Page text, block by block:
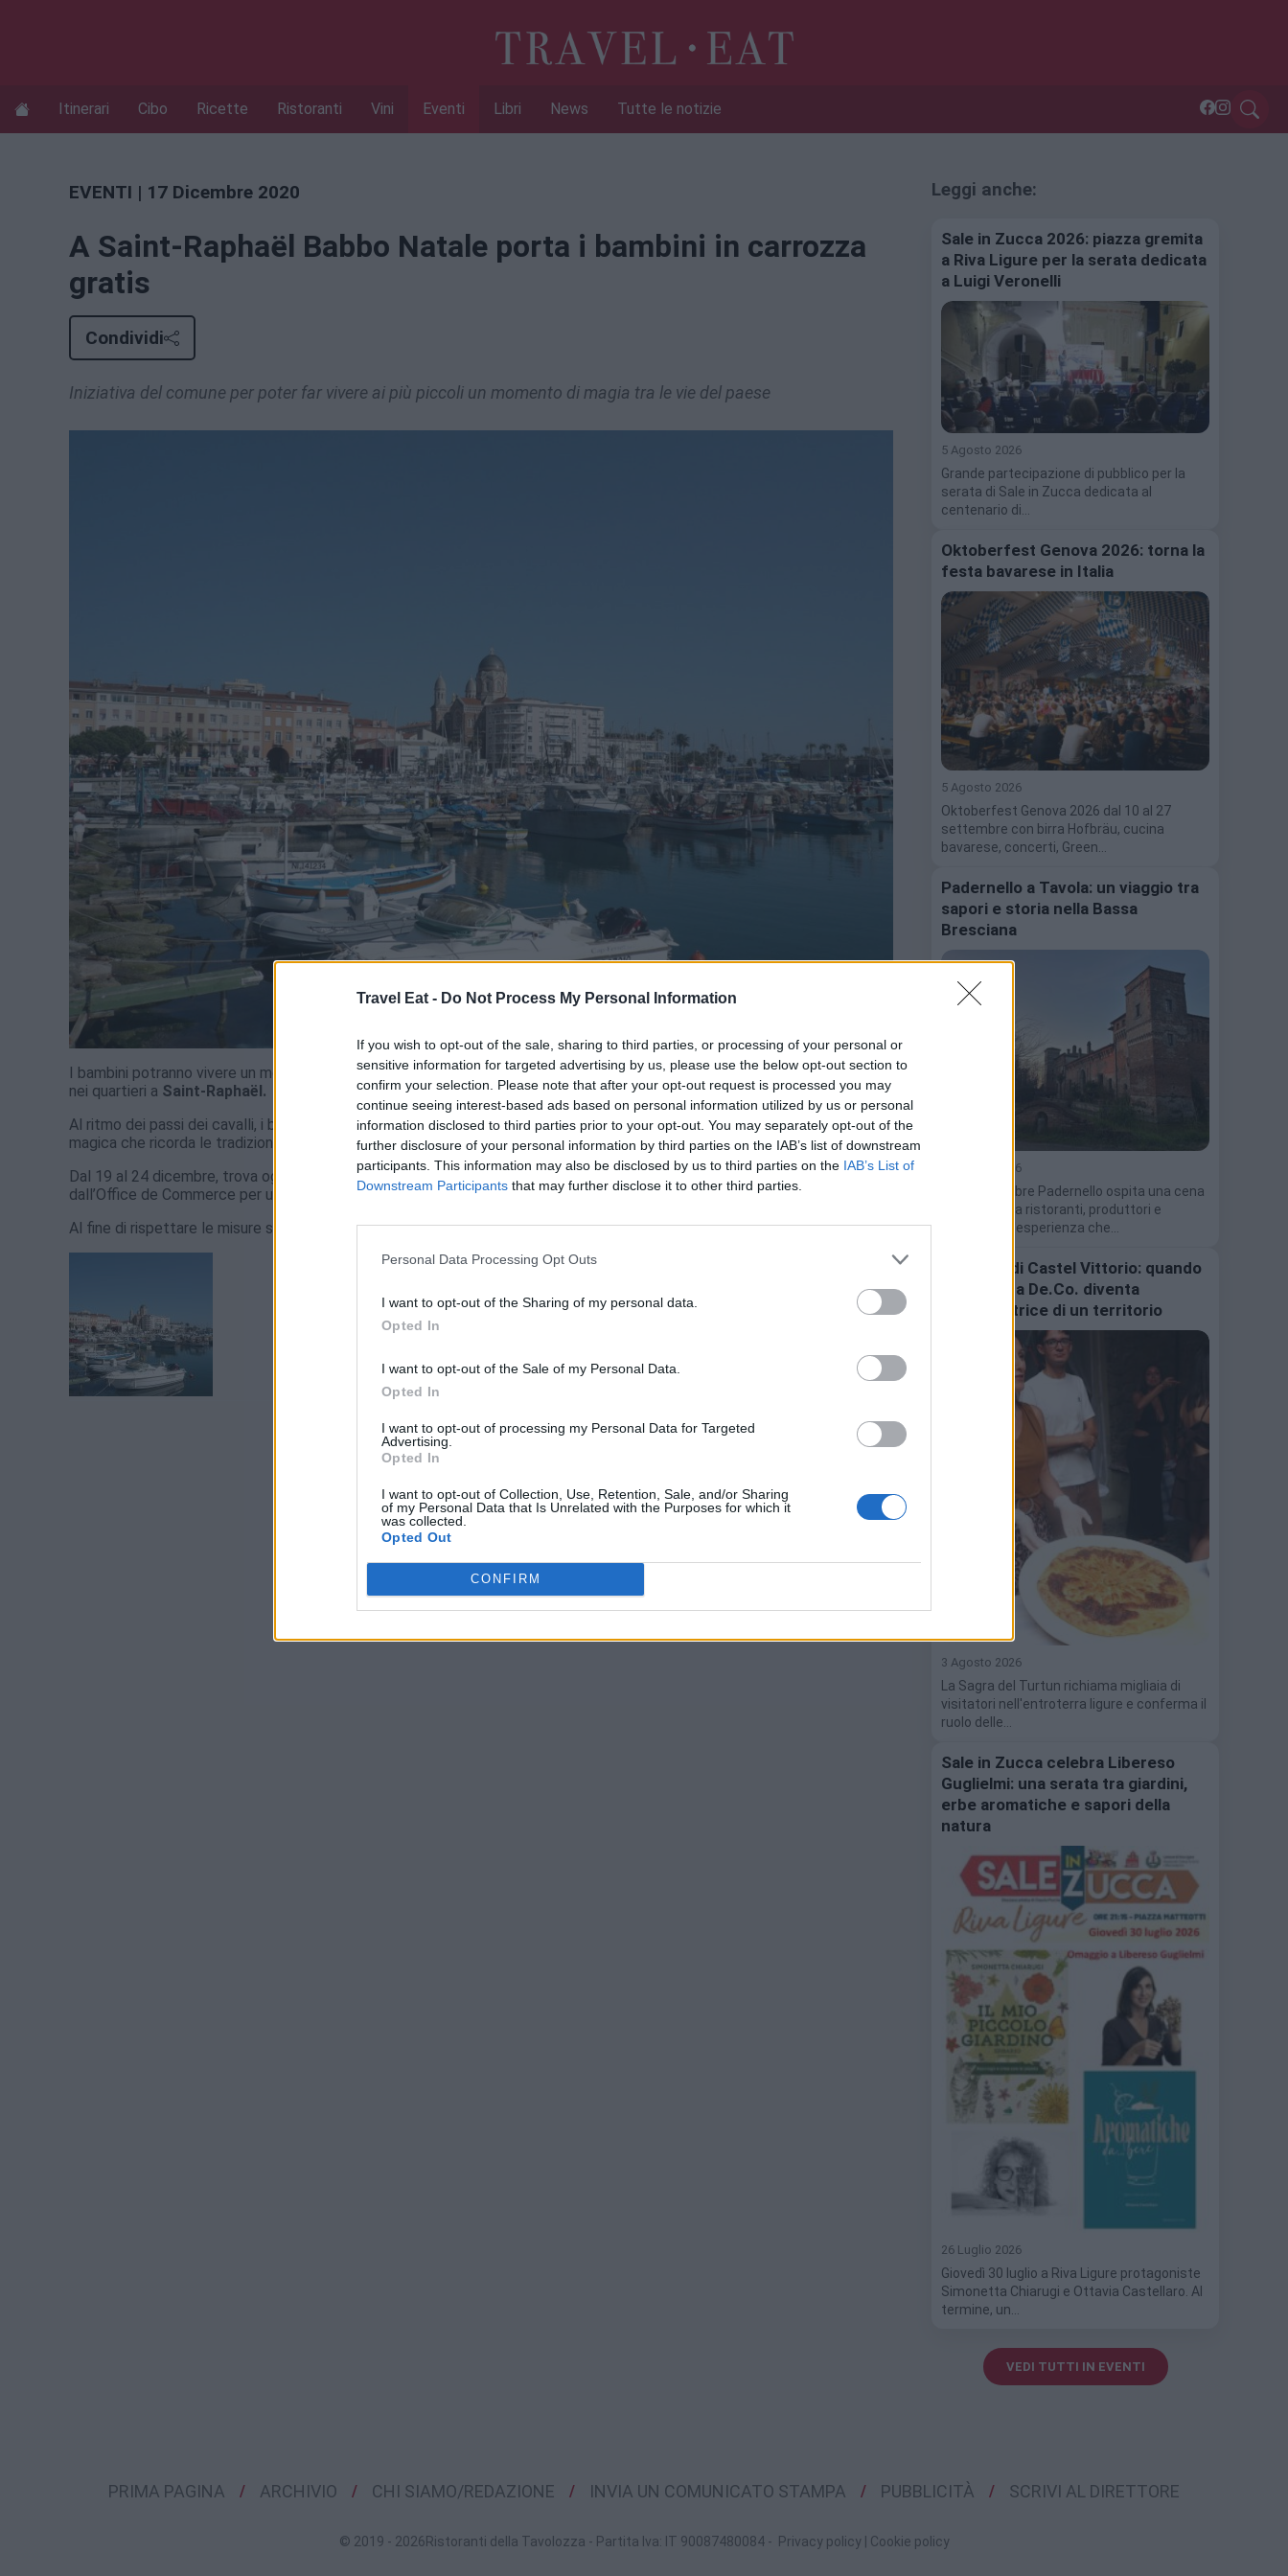
Travel Eat - Do Not Process My Personal Information
If you wish to opt-out of the sale, sharing to third parties, or processing of your personal or
sensitive information for targeted advertising by us, please use the below opt-out section to
confirm your selection. Please note that after your opt-out request is processed you may
continue seeing interest-based ads based on personal information utilized by us or personal
information disclosed to third parties prior to your opt-out. You may separately opt-out of the
further disclosure of your personal information by third parties on the IAB’s list of downstream
participants. This information may also be disclosed by us to third parties on the IAB’s List of
Downstream Participants that may further disclose it to other third parties.
Personal Data Processing Opt Outs
I want to opt-out of the Sharing of my personal data.
Opted In
I want to opt-out of the Sale of my Personal Data.
Opted In
I want to opt-out of processing my Personal Data for Targeted
Advertising.
Opted In
I want to opt-out of Collection, Use, Retention, Sale, and/or Sharing
of my Personal Data that Is Unrelated with the Purposes for which it
was collected.
Opted Out
CONFIRM
Itinerari Cibo Ricette Ristoranti Vini Eventi Libri News Tutte le notizie
EVENTI | 17 Dicembre 2020
A Saint-Raphaël Babbo Natale porta i bambini in carrozza
gratis
Condividi
Iniziativa del comune per poter far vivere ai più piccoli un momento di magia tra le vie del paese
I bambini potranno vivere un momento privilegiato e magico con Babbo Natale, durante un giro in carrozza in centro città o
nei quartieri a Saint-Raphaël.
Al ritmo dei passi dei cavalli, i bambini saranno comodamente seduti accanto a Babbo Natale per una cavalcata dolce e
magica che ricorda le tradizioni di un tempo.
Dal 19 al 24 dicembre, trova ogni pomeriggio la carrozza di Babbo Natale. Ritrovo dalle 14:30 alle 17:00, partenza
dall’Office de Commerce per un tour gratuito del centro città. Office de Commerce: 21 place Gallieni.
Al fine di rispettare le misure sanitarie, massimo 4 bambini dello stesso gruppo in carrozza.
rg
Leggi anche:
Sale in Zucca 2026: piazza gremita
a Riva Ligure per la serata dedicata
a Luigi Veronelli
5 Agosto 2026
Grande partecipazione di pubblico per la
serata di Sale in Zucca dedicata al
centenario di…
Oktoberfest Genova 2026: torna la
festa bavarese in Italia
5 Agosto 2026
Oktoberfest Genova 2026 dal 10 al 27
settembre con birra Hofbräu, cucina
bavarese, concerti, Green…
Padernello a Tavola: un viaggio tra
sapori e storia nella Bassa
Bresciana
4 Agosto 2026
Il 13 settembre Padernello ospita una cena
itinerante tra ristoranti, produttori e
Castello. Un'esperienza che…
Il Turtun di Castel Vittorio: quando
una ricetta De.Co. diventa
ambasciatrice di un territorio
3 Agosto 2026
La Sagra del Turtun richiama migliaia di
visitatori nell'entroterra ligure e conferma il
ruolo delle…
Sale in Zucca celebra Libereso
Guglielmi: una serata tra giardini,
erbe aromatiche e sapori della
natura
26 Luglio 2026
Giovedì 30 luglio a Riva Ligure protagoniste
Simonetta Chiarugi e Ottavia Castellaro. Al
termine, un…
VEDI TUTTI IN EVENTI
PRIMA PAGINA ARCHIVIO CHI SIAMO/REDAZIONE INVIA UN COMUNICATO STAMPA PUBBLICITÀ SCRIVI AL DIRETTORE
© 2019 - 2026Ristoranti della Tavolozza - Partita Iva: IT 90087480084 - Privacy policy| Cookie policy